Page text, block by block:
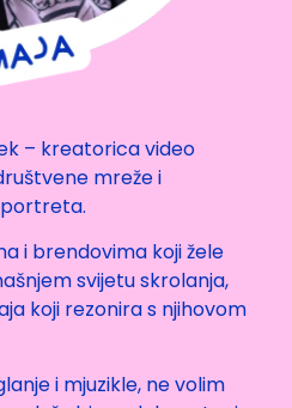
– kreatorica video
mreže i
i brendovima koji žele
svijetu skrolanja,
koji rezonira s njihovom
i mjuzikle, ne volim